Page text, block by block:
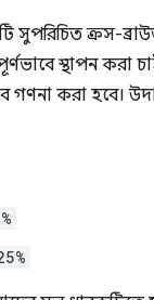
সুপরিচিত ক্রস-
স্থাপন করা
করা হবে।